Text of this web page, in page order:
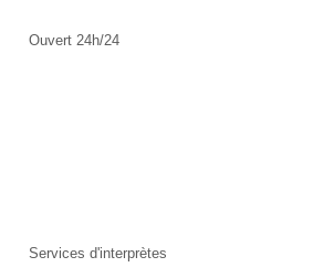
Ouvert 24h/24
Services d'interprètes